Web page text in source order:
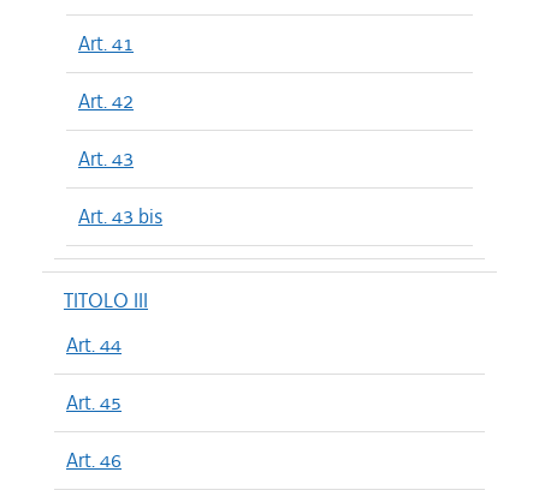
Art. 41
Art. 42
Art. 43
Art. 43 bis
TITOLO III
Art. 44
Art. 45
Art. 46